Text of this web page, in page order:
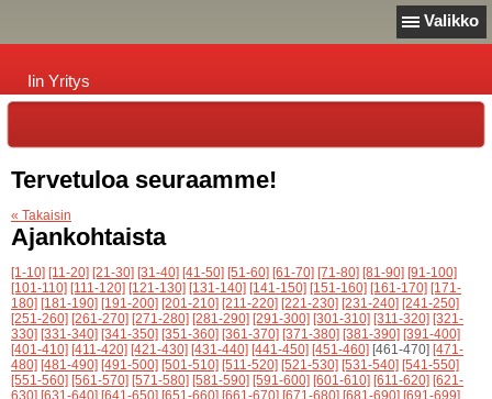
Valikko
Iin Yritys
Tervetuloa seuraamme!
« Takaisin
Ajankohtaista
[1-10] [11-20] [21-30] [31-40] [41-50] [51-60] [61-70] [71-80] [81-90] [91-100]
[101-110] [111-120] [121-130] [131-140] [141-150] [151-160] [161-170] [171-
180] [181-190] [191-200] [201-210] [211-220] [221-230] [231-240] [241-250]
[251-260] [261-270] [271-280] [281-290] [291-300] [301-310] [311-320] [321-
330] [331-340] [341-350] [351-360] [361-370] [371-380] [381-390] [391-400]
[401-410] [411-420] [421-430] [431-440] [441-450] [451-460] [461-470] [471-
480] [481-490] [491-500] [501-510] [511-520] [521-530] [531-540] [541-550]
[551-560] [561-570] [571-580] [581-590] [591-600] [601-610] [611-620] [621-
630] [631-640] [641-650] [651-660] [661-670] [671-680] [681-690] [691-699]